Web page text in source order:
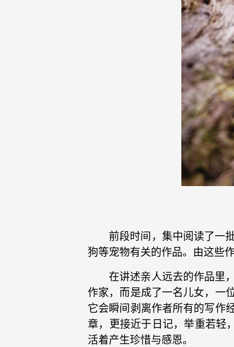
前段时间，集中阅读了一
狗等宠物有关的作品。由这些
在讲述亲人远去的作品里
作家，而是成了一名儿女，一
它会瞬间剥离作者所有的写作
章，更接近于日记，举重若轻
活着产生珍惜与感恩。